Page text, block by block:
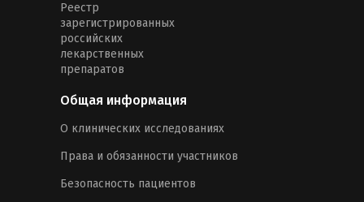
Реестр
зарегистрированных
российских
лекарственных
препаратов
Общая информация
О клинических исследованиях
Права и обязанности участников
Безопасность пациентов